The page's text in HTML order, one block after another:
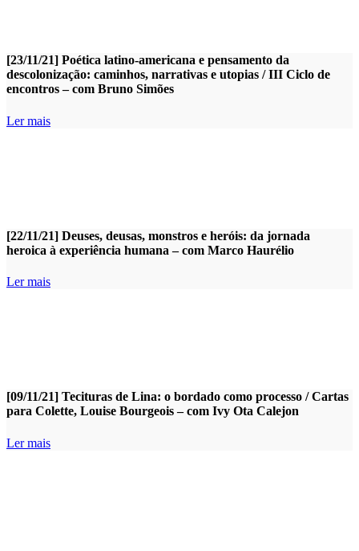
[23/11/21] Poética latino-americana e pensamento da
descolonização: caminhos, narrativas e utopias / III Ciclo de
encontros – com Bruno Simões
Ler mais
[22/11/21] Deuses, deusas, monstros e heróis: da jornada
heroica à experiência humana – com Marco Haurélio
Ler mais
[09/11/21] Tecituras de Lina: o bordado como processo / Cartas
para Colette, Louise Bourgeois – com Ivy Ota Calejon
Ler mais